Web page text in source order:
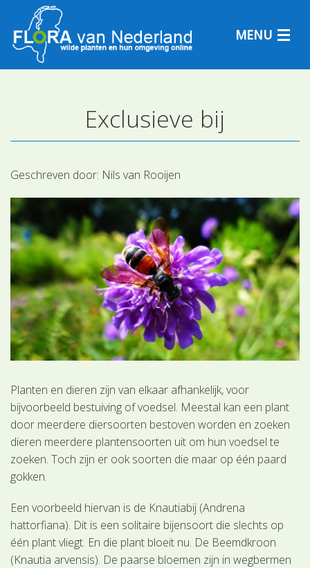
MENU
Plantensoorten
Plantengemeenschappen
Determineren
Exclusieve bij
Geschreven door: Nils van Rooijen
Planten en dieren zijn van elkaar afhankelijk, voor
bijvoorbeeld bestuiving of voedsel. Meestal kan een plant
door meerdere diersoorten bestoven worden en zoeken
dieren meerdere plantensoorten uit om hun voedsel te
zoeken. Toch zijn er ook soorten die maar op één paard
gokken.
Een voorbeeld hiervan is de Knautiabij (Andrena
hattorfiana). Dit is een solitaire bijensoort die slechts op
één plant vliegt. En die plant bloeit nu. De Beemdkroon
(Knautia arvensis). De paarse bloemen zijn in wegbermen